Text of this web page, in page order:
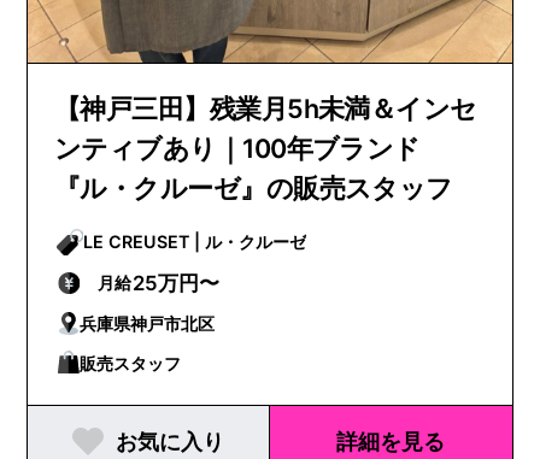
【神戸三田】残業月5h未満＆インセ
ンティブあり｜100年ブランド
『ル・クルーゼ』の販売スタッフ
LE CREUSET | ル・クルーゼ
月給25万円〜
兵庫県神戸市北区
販売スタッフ
お気に入り 詳細を見る